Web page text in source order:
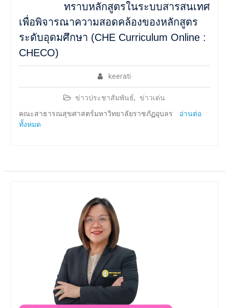
ทราบหลักสูตรในระบบสารสนเทศ
เพื่อพิจารณาความสอดคล้องของหลักสูตร
ระดับอุดมศึกษา (CHE Curriculum Online :
CHECO)
keerati
ข่าวประชาสัมพันธ์, ข่าวเด่น
คณะสาธารณสุขศาสตร์มหาวิทยาลัยราชภัฏอุบลร
อ่านต่อ
ทั้งหมด